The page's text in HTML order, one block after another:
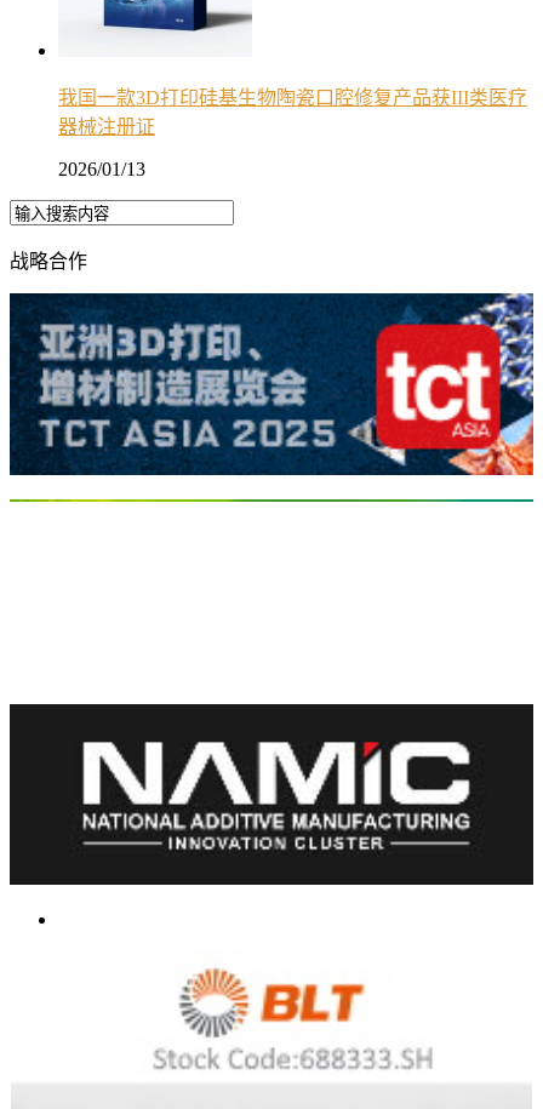
我国一款3D打印硅基生物陶瓷口腔修复产品获III类医疗
器械注册证
2026/01/13
战略合作